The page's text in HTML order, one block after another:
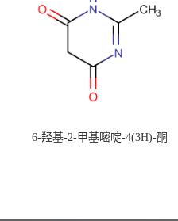
6-羟基-2-甲基嘧啶-4(3H)-酮